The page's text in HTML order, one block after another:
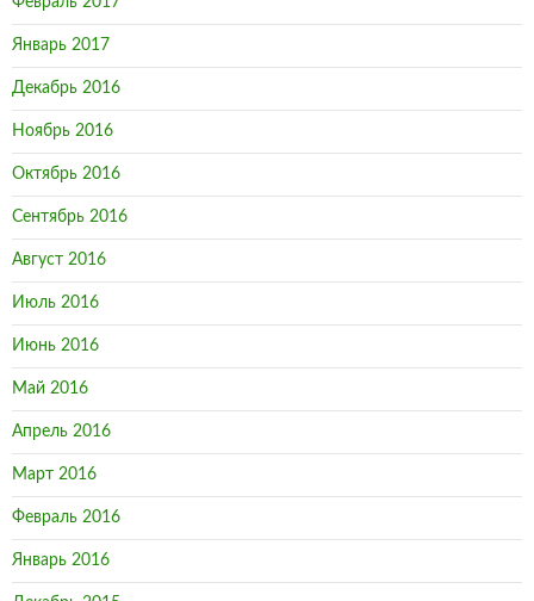
Январь 2017
Декабрь 2016
Ноябрь 2016
Октябрь 2016
Сентябрь 2016
Август 2016
Июль 2016
Июнь 2016
Май 2016
Апрель 2016
Март 2016
Февраль 2016
Январь 2016